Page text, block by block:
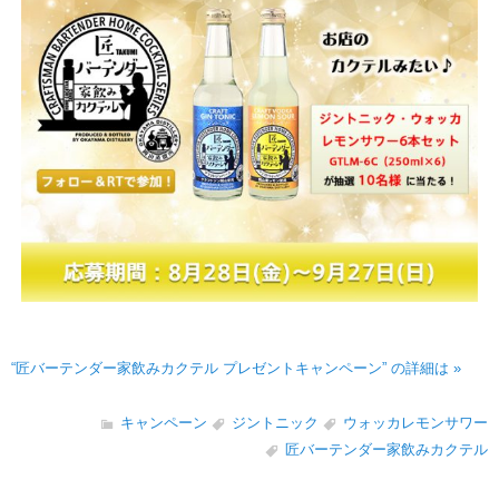
“匠バーテンダー家飲みカクテル プレゼントキャンペーン” の詳細は »
キャンペーン ジントニック
ウォッカレモンサワー
匠バーテンダー家飲みカクテル